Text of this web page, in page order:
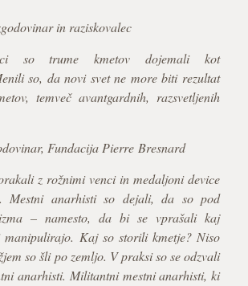
in raziskovalec
so trume kmetov dojemali kot
so, da novi svet ne more biti rezultat
temveč avantgardnih, razsvetljenih
Fundacija Pierre Bresnard
z rožnimi venci in medaljoni device
Mestni anarhisti so dejali, da so pod
– namesto, da bi se vprašali kaj
manipulirajo. Kaj so storili kmetje? Niso
so šli po zemljo. V praksi so se odzvali
anarhisti. Militantni mestni anarhisti, ki